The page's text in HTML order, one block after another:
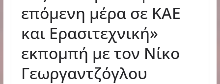
επόμενη μέρα σε ΚΑΕ
και Ερασιτεχνική»
εκπομπή με τον Νίκο
Γεωργαντζόγλου